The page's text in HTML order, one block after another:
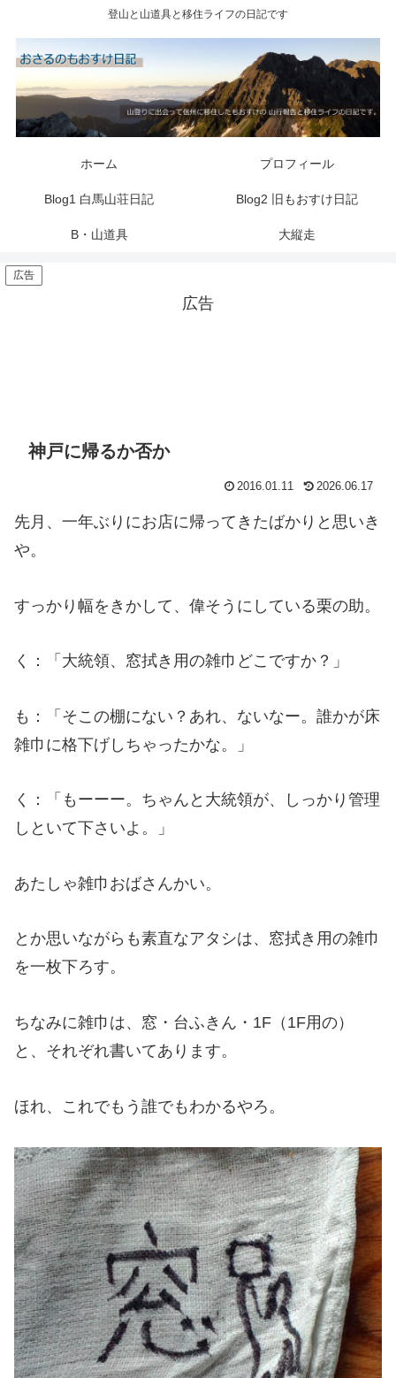
登山と山道具と移住ライフの日記です
ホーム プロフィール
Blog1 白馬山荘日記 Blog2 旧もおすけ日記
B・山道具 大縦走
広告
広告
神戸に帰るか否か
2016.01.11 2026.06.17
先月、一年ぶりにお店に帰ってきたばかりと思いき
や。
すっかり幅をきかして、偉そうにしている栗の助。
く：「大統領、窓拭き用の雑巾どこですか？」
も：「そこの棚にない？あれ、ないなー。誰かが床
雑巾に格下げしちゃったかな。」
く：「もーーー。ちゃんと大統領が、しっかり管理
しといて下さいよ。」
あたしゃ雑巾おばさんかい。
とか思いながらも素直なアタシは、窓拭き用の雑巾
を一枚下ろす。
ちなみに雑巾は、窓・台ふきん・1F（1F用の）
と、それぞれ書いてあります。
ほれ、これでもう誰でもわかるやろ。